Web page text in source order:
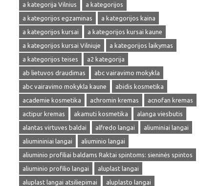
a kategorija Vilnius
a kategorijos
a kategorijos egzaminas
a kategorijos kaina
a kategorijos kursai
a kategorijos kursai kaune
a kategorijos kursai Vilniuje
a kategorijos laikymas
a kategorijos teises
a2 kategorija
ab lietuvos draudimas
abc vairavimo mokykla
abc vairavimo mokykla kaune
abidis kosmetika
academie kosmetika
achromin kremas
acnofan kremas
actipur kremas
akamuti kosmetika
alanga viesbutis
alantas virtuves baldai
alfredo langai
aliuminiai langai
aliumininiai langai
aliuminio langai
aliuminio profiliai baldams Raktai spintoms: sieninės spintos
aliuminio profilio langai
aluplast langai
aluplast langai atsiliepimai
aluplasto langai